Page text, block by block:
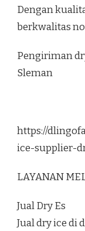
Dengan
berkwalitas no
Pengiriman
Sleman
https://
ice-supplier-
LAYANAN
Jual Dry Es
Jual dry ice di